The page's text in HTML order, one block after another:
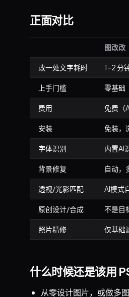
正面对比
图改改
改一处文字耗时 1–2 分
上手门槛 零基础
费用 免费（
安装 免装，
字体识别 内置AI
背景修复 自动，
透视/光影匹配 AI模式
原创设计/合成 不是目
照片精修 仅基础
什么时候还是该用
从零设计图片，或做多